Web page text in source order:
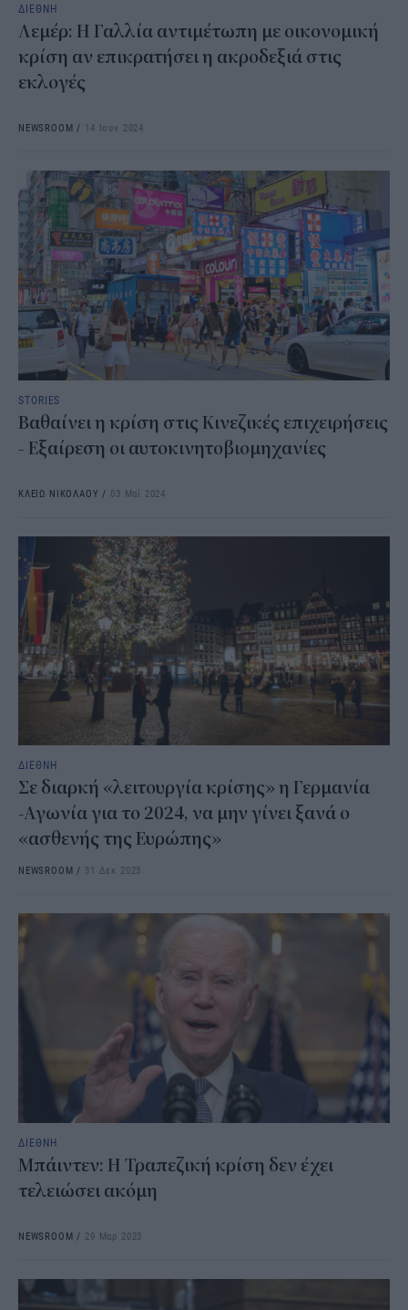
ΔΙΕΘΝΗ
Λεμέρ: Η Γαλλία αντιμέτωπη με οικονομική
κρίση αν επικρατήσει η ακροδεξιά στις
εκλογές
NEWSROOM / 14 Ιουν 2024
STORIES
Βαθαίνει η κρίση στις Κινεζικές επιχειρήσεις
- Εξαίρεση οι αυτοκινητοβιομηχανίες
ΚΛΕΙΩ ΝΙΚΟΛΑΟΥ / 03 Μαΐ 2024
ΔΙΕΘΝΗ
Σε διαρκή «λειτουργία κρίσης» η Γερμανία
-Αγωνία για το 2024, να μην γίνει ξανά ο
«ασθενής της Ευρώπης»
NEWSROOM / 31 Δεκ 2023
ΔΙΕΘΝΗ
Μπάιντεν: Η Τραπεζική κρίση δεν έχει
τελειώσει ακόμη
NEWSROOM / 29 Μαρ 2023